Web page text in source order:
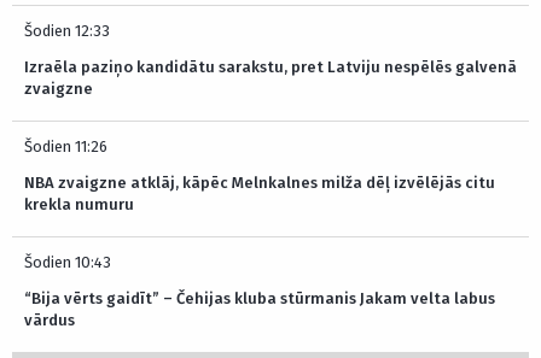
Šodien 12:33
Izraēla paziņo kandidātu sarakstu, pret Latviju nespēlēs galvenā
zvaigzne
Šodien 11:26
NBA zvaigzne atklāj, kāpēc Melnkalnes milža dēļ izvēlējās citu
krekla numuru
Šodien 10:43
“Bija vērts gaidīt” – Čehijas kluba stūrmanis Jakam velta labus
vārdus